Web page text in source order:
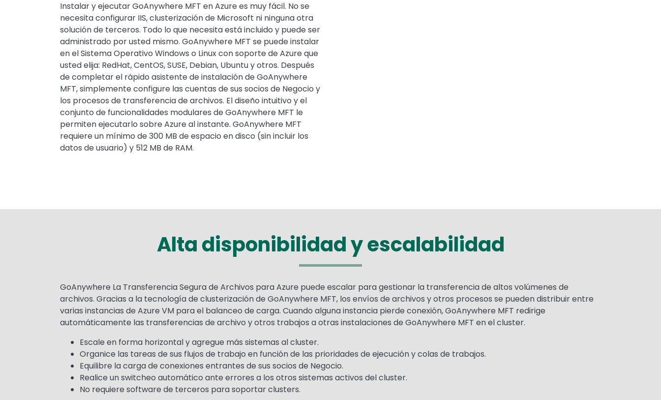
Instalar y ejecutar GoAnywhere MFT en Azure es muy fácil. No se
necesita configurar IIS, clusterización de Microsoft ni ninguna otra
solución de terceros. Todo lo que necesita está incluido y puede ser
administrado por usted mismo. GoAnywhere MFT se puede instalar
en el Sistema Operativo Windows o Linux con soporte de Azure que
usted elija: RedHat, CentOS, SUSE, Debian, Ubuntu y otros. Después
de completar el rápido asistente de instalación de GoAnywhere
MFT, simplemente configure las cuentas de sus socios de Negocio y
los procesos de transferencia de archivos. El diseño intuitivo y el
conjunto de funcionalidades modulares de GoAnywhere MFT le
permiten ejecutarlo sobre Azure al instante. GoAnywhere MFT
requiere un mínimo de 300 MB de espacio en disco (sin incluir los
datos de usuario) y 512 MB de RAM.
Alta disponibilidad y escalabilidad
Text
GoAnywhere La Transferencia Segura de Archivos para Azure puede escalar para gestionar la transferencia de altos volúmenes de
archivos. Gracias a la tecnología de clusterización de GoAnywhere MFT, los envíos de archivos y otros procesos se pueden distribuir entre
varias instancias de Azure VM para el balanceo de carga. Cuando alguna instancia pierde conexión, GoAnywhere MFT redirige
automáticamente las transferencias de archivo y otros trabajos a otras instalaciones de GoAnywhere MFT en el cluster.
Escale en forma horizontal y agregue más sistemas al cluster.
Organice las tareas de sus flujos de trabajo en función de las prioridades de ejecución y colas de trabajos.
Equilibre la carga de conexiones entrantes de sus socios de Negocio.
Realice un switcheo automático ante errores a los otros sistemas activos del cluster.
No requiere software de terceros para soportar clusters.